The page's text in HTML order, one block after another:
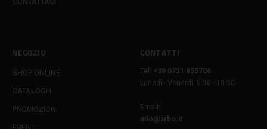
NEGOZIO
SHOP ONLINE
CATALOGHI
PROMOZIONI
CONTATTI
Tel:
+39 0721 855706
Lunedì - Venerdì, 8:30 - 18:30
Email:
info@arbo.it